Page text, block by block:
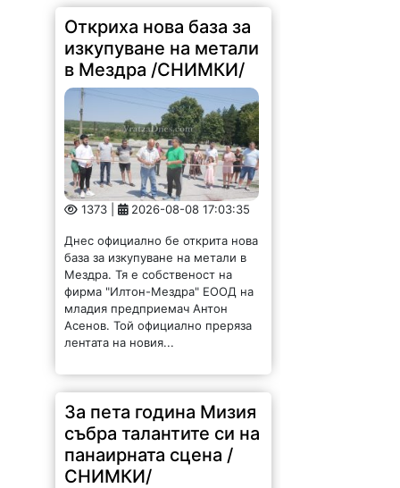
Откриха нова база за
изкупуване на метали
в Мездра /СНИМКИ/
1373 | 2026-08-08 17:03:35
Днес официално бе открита нова
база за изкупуване на метали в
Мездра. Тя е собственост на
фирма "Илтон-Мездра" ЕООД на
младия предприемач Антон
Асенов. Той официално преряза
лентата на новия...
За пета година Мизия
събра талантите си на
панаирната сцена /
СНИМКИ/